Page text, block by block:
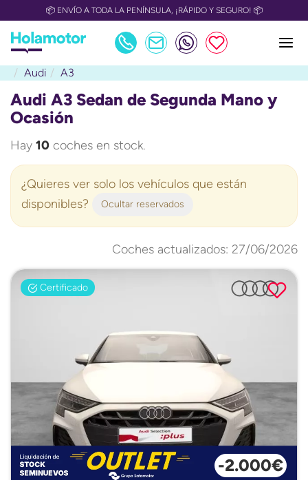
📅 OULET Grupo Safamotor hasta 15.000€ descuento📅
Audi A3
Audi A3 Sedan de Segunda Mano y
Ocasión
Hay 10 coches en stock.
¿Quieres ver solo los vehículos que están
disponibles?
Ocultar reservados
Coches actualizados: 27/06/2026
Certificado
-2.000€